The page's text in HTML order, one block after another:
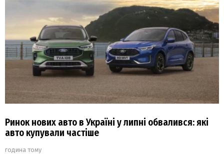
Ринок нових авто в Україні у липні обвалився: які
авто купували частіше
година тому